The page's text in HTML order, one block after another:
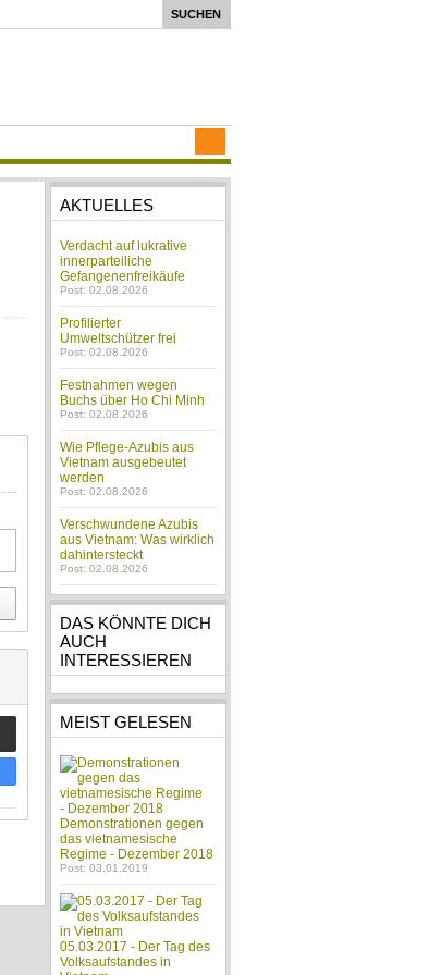
AKTUELLES
Verdacht auf lukrative
innerparteiliche
Gefangenenfreikäufe
Post: 02.08.2026
Profilierter
Umweltschützer frei
Post: 02.08.2026
Festnahmen wegen
Buchs über Ho Chi Minh
Post: 02.08.2026
Wie Pflege-Azubis aus
Vietnam ausgebeutet
werden
Post: 02.08.2026
Verschwundene Azubis
aus Vietnam: Was wirklich
dahintersteckt
Post: 02.08.2026
DAS KÖNNTE DICH
AUCH
INTERESSIEREN
MEIST GELESEN
Demonstrationen gegen
das vietnamesische
Regime - Dezember 2018
Post: 03.01.2019
05.03.2017 - Der Tag des
Volksaufstandes in